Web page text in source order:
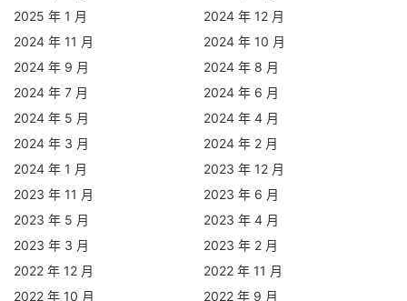
2025 年 1 月
2024 年 12 月
2024 年 11 月
2024 年 10 月
2024 年 9 月
2024 年 8 月
2024 年 7 月
2024 年 6 月
2024 年 5 月
2024 年 4 月
2024 年 3 月
2024 年 2 月
2024 年 1 月
2023 年 12 月
2023 年 11 月
2023 年 6 月
2023 年 5 月
2023 年 4 月
2023 年 3 月
2023 年 2 月
2022 年 12 月
2022 年 11 月
2022 年 10 月
2022 年 9 月